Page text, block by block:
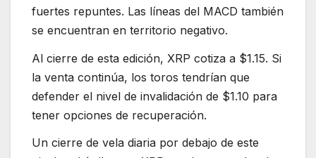
fuertes repuntes. Las líneas del MACD también
se encuentran en territorio negativo.
Al cierre de esta edición, XRP cotiza a $1.15. Si
la venta continúa, los toros tendrían que
defender el nivel de invalidación de $1.10 para
tener opciones de recuperación.
Un cierre de vela diaria por debajo de este